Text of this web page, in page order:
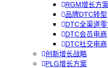
RGM增长方
品牌DTC转型
DTC全渠道零
DTC会员电商
DTC社交电商
创新增长战略
PLG增长方案